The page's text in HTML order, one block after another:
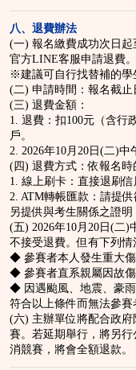
八、退費辦法
(一) 報名繳費成功次日
官方LINE客服申請退費。
※建議可自行找替補的學
(二) 申請時間：報名截止
(三) 退費金額：
1. 退費：扣100元（含行
戶。
2. 2026年10月20日(二)中
(四) 退費方式：依報名時
1. 線上刷卡：直接退刷信
2. ATM轉帳匯款：請提
另提供與考生關係之證明
(五) 2026年10月20日(二)
不接受退費。但有下列情
◆ 參賽者本人發生重大傷
◆ 參賽者直系親屬因故傷
◆ 因遇颱風、地震、豪雨
符合以上條件而無法參賽
(六) 主辦單位將配合政
賽。若延期舉行，將另
消競賽，將會全額退款。